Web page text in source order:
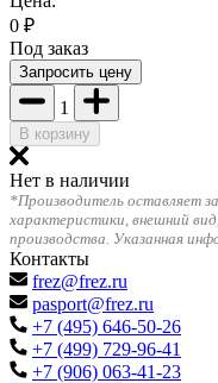
0 ₽
Под заказ
Запросить цену
1
В корзину
Нет в наличии
*Производитель оставляет
характеристики, внешний
производства. Указанная
Контакты
frez@frez.ru
pasport@frez.ru
+7 (495) 646-50-26
+7 (499) 729-96-41
+7 (906) 063-41-23